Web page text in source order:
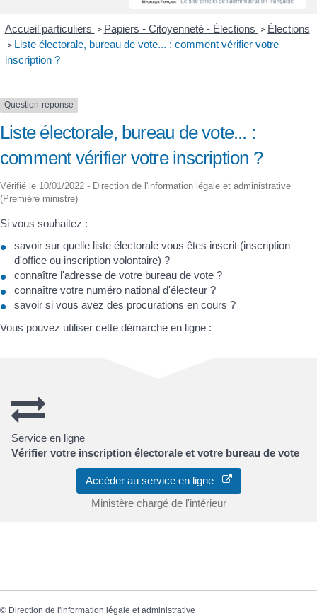
Accueil particuliers > Papiers - Citoyenneté - Élections > Élections
> Liste électorale, bureau de vote... : comment vérifier votre
inscription ?
Question-réponse
Liste électorale, bureau de vote... :
comment vérifier votre inscription ?
Vérifié le 10/01/2022 - Direction de l'information légale et administrative
(Première ministre)
Si vous souhaitez :
savoir sur quelle liste électorale vous êtes inscrit (inscription
d'office ou inscription volontaire) ?
connaître l'adresse de votre bureau de vote ?
connaître votre numéro national d'électeur ?
savoir si vous avez des procurations en cours ?
Vous pouvez utiliser cette démarche en ligne :
Service en ligne
Vérifier votre inscription électorale et votre bureau de vote
Accéder au service en ligne
Ministère chargé de l'intérieur
© Direction de l'information légale et administrative